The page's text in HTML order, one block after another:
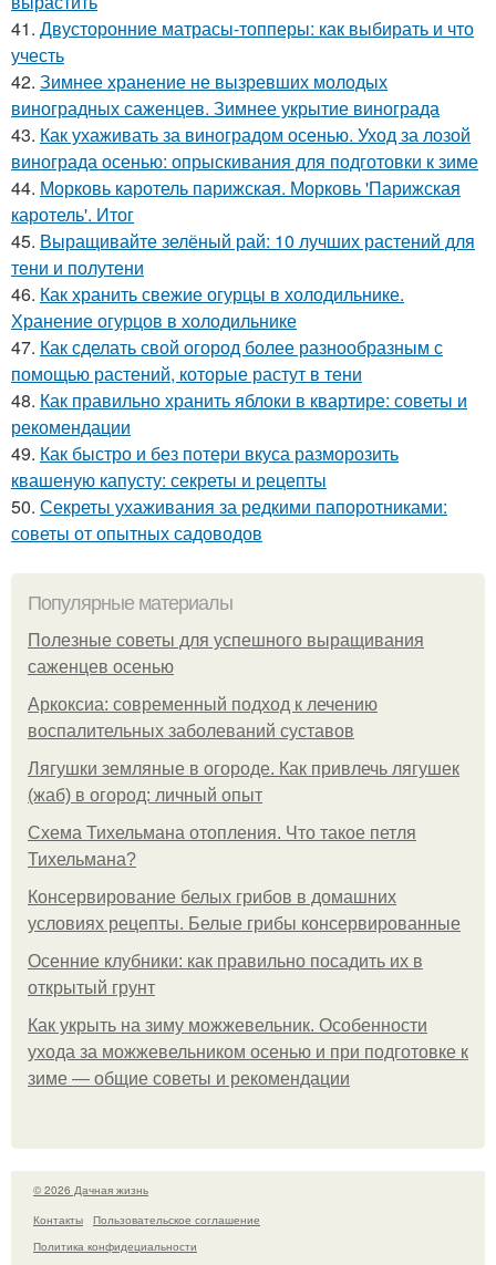
41. Двусторонние матрасы-топперы: как выбирать и что
учесть
42. Зимнее хранение не вызревших молодых
виноградных саженцев. Зимнее укрытие винограда
43. Как ухаживать за виноградом осенью. Уход за лозой
винограда осенью: опрыскивания для подготовки к зиме
44. Морковь каротель парижская. Морковь 'Парижская
каротель'. Итог
45. Выращивайте зелёный рай: 10 лучших растений для
тени и полутени
46. Как хранить свежие огурцы в холодильнике.
Хранение огурцов в холодильнике
47. Как сделать свой огород более разнообразным с
помощью растений, которые растут в тени
48. Как правильно хранить яблоки в квартире: советы и
рекомендации
49. Как быстро и без потери вкуса разморозить
квашеную капусту: секреты и рецепты
50. Секреты ухаживания за редкими папоротниками:
советы от опытных садоводов
Популярные материалы
Полезные советы для успешного выращивания
саженцев осенью
Аркоксиа: современный подход к лечению
воспалительных заболеваний суставов
Лягушки земляные в огороде. Как привлечь лягушек
(жаб) в огород: личный опыт
Схема Тихельмана отопления. Что такое петля
Тихельмана?
Консервирование белых грибов в домашних
условиях рецепты. Белые грибы консервированные
Осенние клубники: как правильно посадить их в
открытый грунт
Как укрыть на зиму можжевельник. Особенности
ухода за можжевельником осенью и при подготовке к
зиме — общие советы и рекомендации
© 2026 Дачная жизнь
Контакты
Пользовательское соглашение
Политика конфидециальности